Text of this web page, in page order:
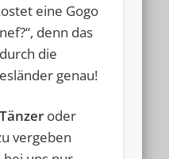
eine Gogo
denn das
die
genau!
oder
vergeben